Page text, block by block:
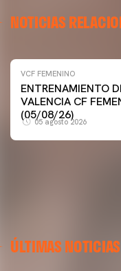
NOTICIAS
VCF FEMENINO
ENTRENAMIENTO
VALENCIA CF
(05/08/26)
05 agosto 2026
VCF FEMENINO
ENTRENAMIENTO
(04/08/26)
ÚLTIMAS NOTICIAS